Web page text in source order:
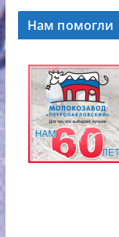
Нам помогли